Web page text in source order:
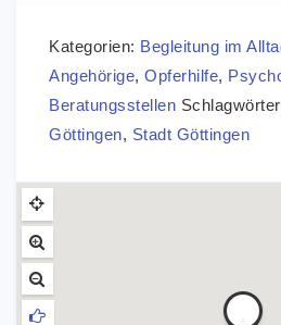
Kategorien: Begleitung im
Angehörige, Opferhilfe,
Beratungsstellen
Göttingen, Stadt Göttingen